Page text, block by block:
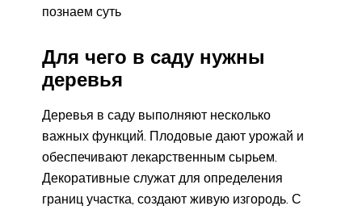
познаем суть
Для чего в саду нужны
деревья
Деревья в саду выполняют несколько
важных функций. Плодовые дают урожай и
обеспечивают лекарственным сырьем.
Декоративные служат для определения
границ участка, создают живую изгородь. С